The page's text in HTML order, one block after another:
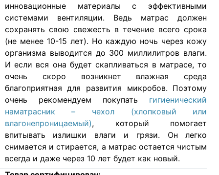
инновационные материалы с эффективными
системами вентиляции. Ведь матрас должен
сохранять свою свежесть в течение всего срока
(не менее 10-15 лет). Но каждую ночь через кожу
организма выводится до 300 миллилитров влаги.
И если вся она будет скапливаться в матрасе, то
очень скоро возникнет влажная среда
благоприятная для развития микробов. Поэтому
очень рекомендуем покупать гигиенический
наматрасник – чехол (хлопковый или
влагонепроницаемый), который помогает
впитывать излишки влаги и грязи. Он легко
снимается и стирается, а матрас остается чистым
всегда и даже через 10 лет будет как новый.